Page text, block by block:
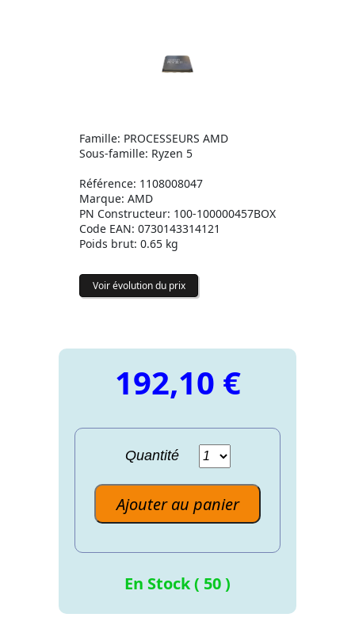
Famille: PROCESSEURS AMD
Sous-famille: Ryzen 5
Référence: 1108008047
Marque: AMD
PN Constructeur: 100-100000457BOX
Code EAN: 0730143314121
Poids brut: 0.65 kg
Voir évolution du prix
192,10 €
Quantité
Ajouter au panier
En Stock ( 50 )